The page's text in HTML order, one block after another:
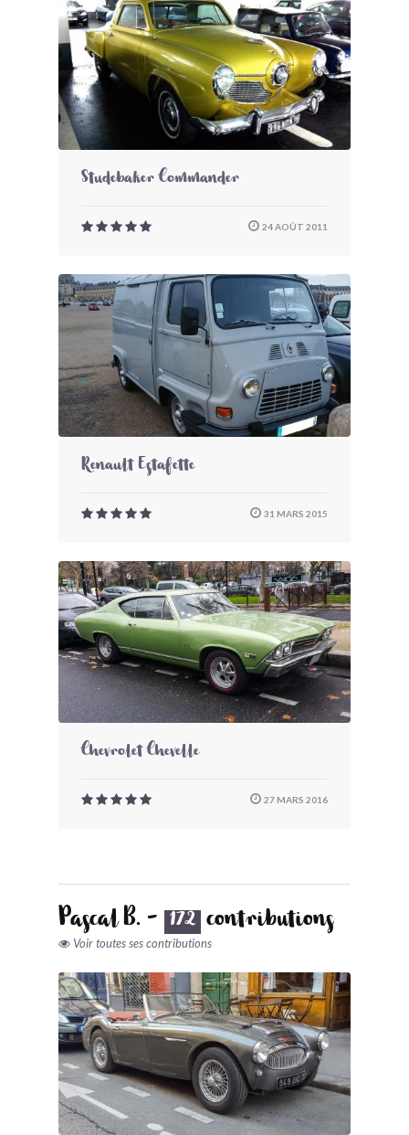
Studebaker Commander
24 AOÛT 2011
Renault Estafette
31 MARS 2015
Chevrolet Chevelle
27 MARS 2016
Pascal B. - 172 contributions
Voir toutes ses contributions